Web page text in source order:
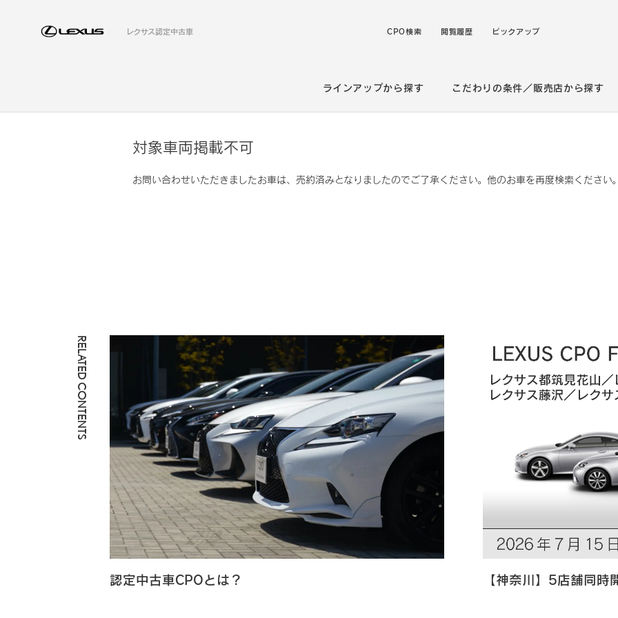
レクサス認定中古車 CPO検索 閲覧履歴 ピックアップ
ラインアップから探す こだわりの条件／販売店から探す
対象車両掲載不可
お問い合わせいただきましたお車は、売約済みとなりましたのでご了承ください。他のお車を再度検索ください
RELATED CONTENTS
認定中古車CPOとは？ 【神奈川】5店舗同時